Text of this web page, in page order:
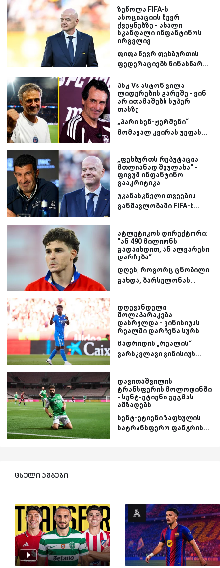
ზეწოლა FIFA-ს
ასოციაციის წევრ
ქვეყნებზე - ახალი
სკანდალი ინფანტინოს
ირგვლივ
ფიფა წევრ ფეხბურთის
ფედერაციებს წინასწარ...
პსჟ Vs ასტონ ვილა
ლიდერების გარეშე - ვინ
არ ითამაშებს სუპერ
თასზე
„პარი სენ-ჟერმენი“
მომავალ კვირას უეფას...
„ფეხბურთს რეპუტაცია
მთლიანად შეულახა“ -
ფიგუმ ინფანტინო
გააკრიტიკა
უკანასკნელი თვეების
განმავლობაში FIFA-ს...
ატლეტიკოს დირექტორი:
“ან 490 მილიონს
გადაიხდით, ან ალვარესი
დარჩება“
დღეს, როგორც ცნობილი
გახდა, ბარსელონას...
დღევანდელი
მოლაპარაკება
დასრულდა - ვინისიუსს
რეალში დარჩენა სურს
მადრიდის „რეალის“
ვარსკვლავი ვინისიუს...
დავითაშვილის
ტრანსფერის მოლოდინში
- სენტ-ეტიენი გეგმას
ამზადებს
სენტ-ეტიენი ზაფხულის
სატრანსფერო ფანჯრის...
ცხელი ამბები